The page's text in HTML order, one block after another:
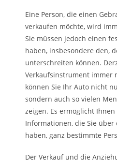
Eine Person, die einen
verkaufen möchte, wird
Sie müssen jedoch einen
haben, insbesondere den,
unterschreiten können.
Verkaufsinstrument immer
können Sie Ihr Auto nicht
sondern auch so vielen
zeigen. Es ermöglicht
Informationen, die Sie
haben, ganz bestimmte
Der Verkauf und die